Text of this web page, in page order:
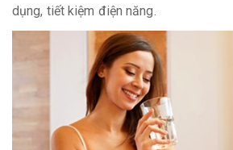
dụng, tiết kiệm điện năng.